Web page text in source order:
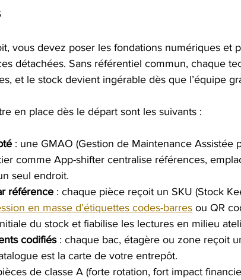
vous devez poser les fondations numériques et
détachées. Sans référentiel commun, chaque
et le stock devient ingérable dès que l’équipe
en place dès le départ sont les suivants :
: une GMAO (Gestion de Maintenance Assistée
comme App-shifter centralise références,
seul endroit.
référence : chaque pièce reçoit un SKU (Stock
en masse d’étiquettes codes-barres ou QR
du stock et fiabilise les lectures en milieu
codifiés : chaque bac, étagère ou zone reçoit
est la carte de votre entrepôt.
de classe A (forte rotation, fort impact